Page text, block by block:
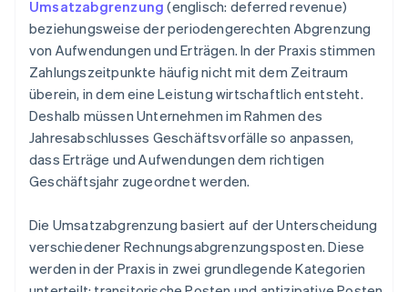
Umsatzabgrenzung (englisch: deferred revenue)
beziehungsweise der periodengerechten Abgrenzung
von Aufwendungen und Erträgen. In der Praxis stimmen
Zahlungszeitpunkte häufig nicht mit dem Zeitraum
überein, in dem eine Leistung wirtschaftlich entsteht.
Deshalb müssen Unternehmen im Rahmen des
Jahresabschlusses Geschäftsvorfälle so anpassen,
dass Erträge und Aufwendungen dem richtigen
Geschäftsjahr zugeordnet werden.
Die Umsatzabgrenzung basiert auf der Unterscheidung
verschiedener Rechnungsabgrenzungsposten. Diese
werden in der Praxis in zwei grundlegende Kategorien